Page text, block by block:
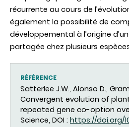
récurrente au cours de
également la possibilité de
développemental à l’origine
partagée chez plusieurs
RÉFÉRENCE
Satterlee J.W., Alonso D.,
Convergent evolution of
repeated gene co-option
Science, DOI : https://doi.org/